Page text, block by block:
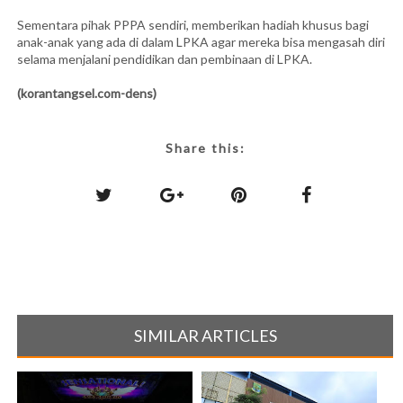
Sementara pihak PPPA sendiri, memberikan hadiah khusus bagi
anak-anak yang ada di dalam LPKA agar mereka bisa mengasah diri
selama menjalani pendidikan dan pembinaan di LPKA.
(korantangsel.com-dens)
Share this:
SIMILAR ARTICLES